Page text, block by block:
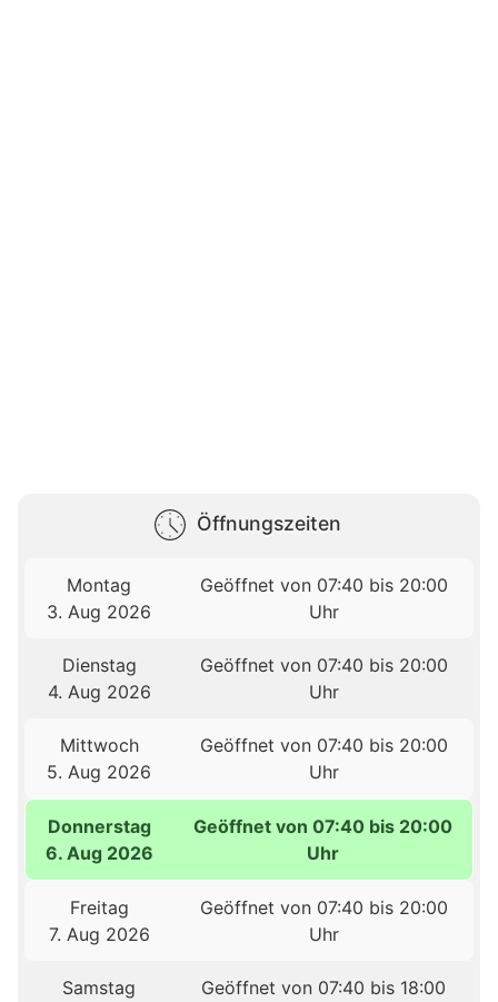
Öffnungszeiten
Montag
3. Aug 2026
Geöffnet von 07:40 bis 20:00
Uhr
Dienstag
4. Aug 2026
Geöffnet von 07:40 bis 20:00
Uhr
Mittwoch
5. Aug 2026
Geöffnet von 07:40 bis 20:00
Uhr
Donnerstag
6. Aug 2026
Geöffnet von 07:40 bis 20:00
Uhr
Freitag
7. Aug 2026
Geöffnet von 07:40 bis 20:00
Uhr
Samstag
Geöffnet von 07:40 bis 18:00